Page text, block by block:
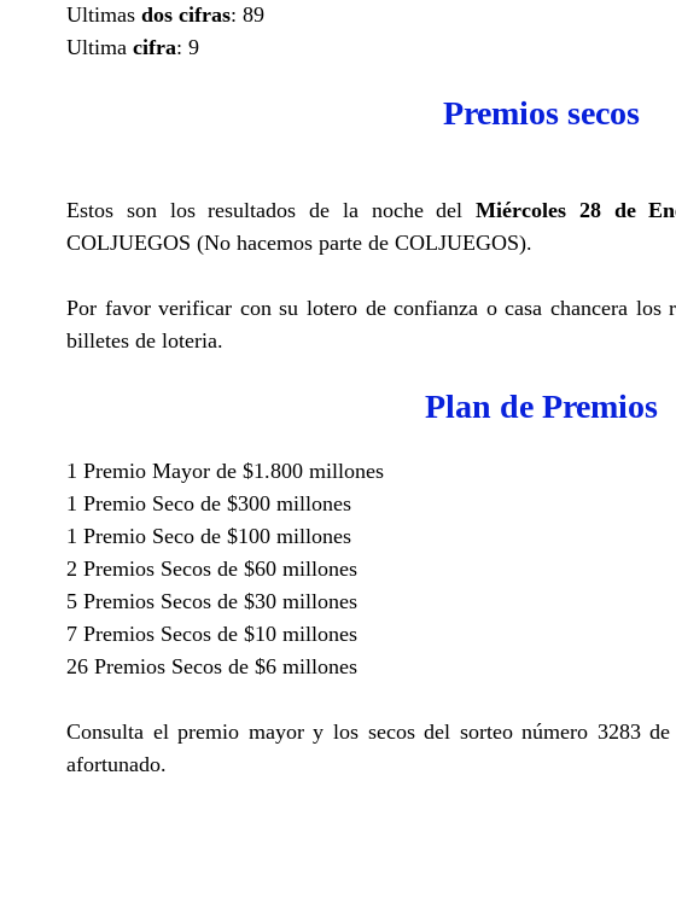
Ultimas dos cifras: 89
Ultima cifra: 9
Premios secos
Estos son los resultados de la noche delMiércoles 28 de
COLJUEGOS (No hacemos parte de COLJUEGOS).
Por favor verificar con su lotero de confianza o casa chancera los
billetes de loteria.
Plan de Premios
1 Premio Mayor de $1.800 millones
1 Premio Seco de $300 millones
1 Premio Seco de $100 millones
2 Premios Secos de $60 millones
5 Premios Secos de $30 millones
7 Premios Secos de $10 millones
26 Premios Secos de $6 millones
Consulta el premio mayor y los secos del sorteo número 3283
afortunado.